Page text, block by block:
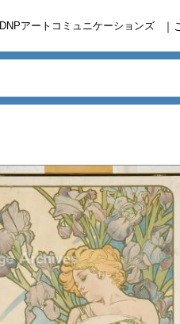
DNPアートコミュニケーションズ ｜